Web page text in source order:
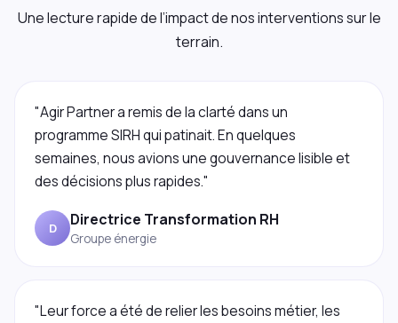
Une lecture rapide de l’impact de nos interventions sur le
terrain.
"Agir Partner a remis de la clarté dans un
programme SIRH qui patinait. En quelques
semaines, nous avions une gouvernance lisible et
des décisions plus rapides."
D Directrice Transformation RH
Groupe énergie
"Leur force a été de relier les besoins métier, les